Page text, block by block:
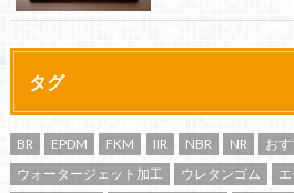
タグ
BR EPDM FKM IIR NBR NR おす
ウォータージェット加工
ウレタンゴム